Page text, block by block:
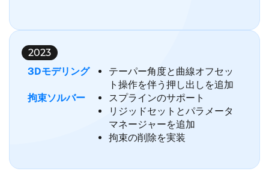
2023
3Dモデリング
テーパー角度と曲線オフセッ
ト操作を伴う押し出しを追加
拘束ソルバー
スプラインのサポート
リジッドセットとパラメータ
マネージャーを追加
拘束の削除を実装